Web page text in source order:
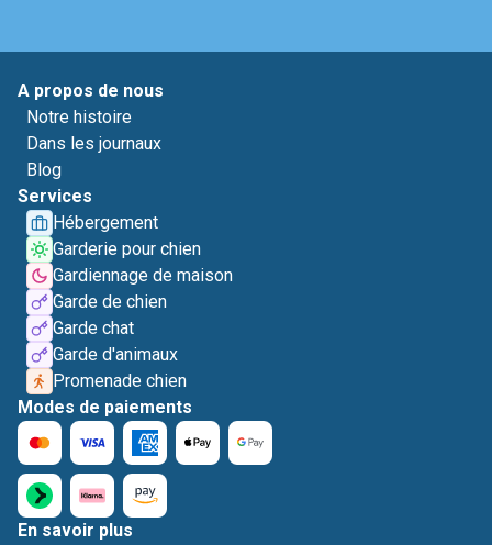
A propos de nous
Notre histoire
Dans les journaux
Blog
Services
Hébergement
Garderie pour chien
Gardiennage de maison
Garde de chien
Garde chat
Garde d'animaux
Promenade chien
Modes de paiements
En savoir plus